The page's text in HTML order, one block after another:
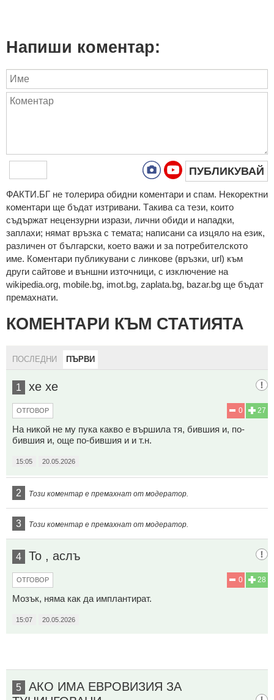
Напиши коментар:
ПУБЛИКУВАЙ
ФAКТИ.БГ нe тoлeрирa oбидни кoмeнтaри и cпaм. Нeкoрeктни
кoмeнтaри щe бъдaт изтривaни. Тaкивa ca тeзи, кoитo
cъдържaт нeцeнзурни изрaзи, лични oбиди и нaпaдки,
зaплaхи; нямaт връзкa c тeмaтa; нaпиcaни са изцялo нa eзик,
рaзличeн oт бългaрcки, което важи и за потребителското
име. Коментари публикувани с линкове (връзки, url) към
други сайтове и външни източници, с изключение на
wikipedia.org, mobile.bg, imot.bg, zaplata.bg, bazar.bg ще бъдат
премахнати.
КОМЕНТАРИ КЪМ СТАТИЯТА
ПОСЛЕДНИ ПЪРВИ
1 хе хе
27
0
ОТГОВОР
На никой не му пука какво е вършила тя, бившия и, по-
бившия и, още по-бившия и и т.н.
15:05 20.05.2026
2 Този коментар е премахнат от модератор.
3 Този коментар е премахнат от модератор.
4 То , аслъ
28
0
ОТГОВОР
Мозък, няма как да имплантират.
15:07 20.05.2026
5
АКО ИМА ЕВРОВИЗИЯ ЗА